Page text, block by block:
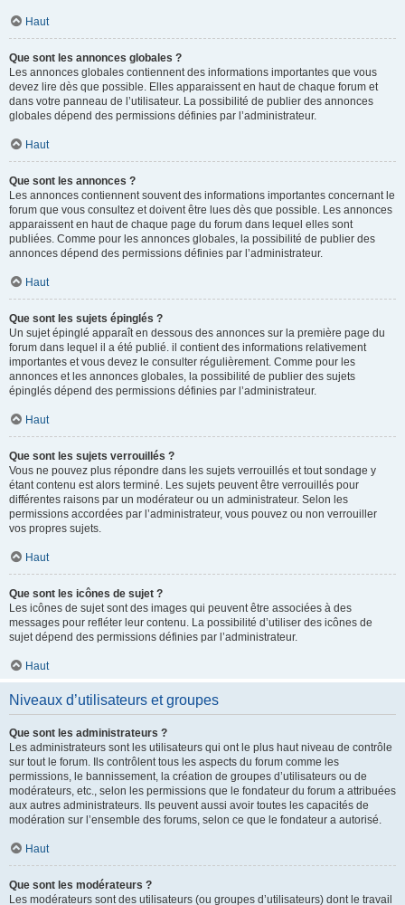
Haut
Que sont les annonces globales ?
Les annonces globales contiennent des informations importantes que vous
devez lire dès que possible. Elles apparaissent en haut de chaque forum et
dans votre panneau de l’utilisateur. La possibilité de publier des annonces
globales dépend des permissions définies par l’administrateur.
Haut
Que sont les annonces ?
Les annonces contiennent souvent des informations importantes concernant le
forum que vous consultez et doivent être lues dès que possible. Les annonces
apparaissent en haut de chaque page du forum dans lequel elles sont
publiées. Comme pour les annonces globales, la possibilité de publier des
annonces dépend des permissions définies par l’administrateur.
Haut
Que sont les sujets épinglés ?
Un sujet épinglé apparaît en dessous des annonces sur la première page du
forum dans lequel il a été publié. il contient des informations relativement
importantes et vous devez le consulter régulièrement. Comme pour les
annonces et les annonces globales, la possibilité de publier des sujets
épinglés dépend des permissions définies par l’administrateur.
Haut
Que sont les sujets verrouillés ?
Vous ne pouvez plus répondre dans les sujets verrouillés et tout sondage y
étant contenu est alors terminé. Les sujets peuvent être verrouillés pour
différentes raisons par un modérateur ou un administrateur. Selon les
permissions accordées par l’administrateur, vous pouvez ou non verrouiller
vos propres sujets.
Haut
Que sont les icônes de sujet ?
Les icônes de sujet sont des images qui peuvent être associées à des
messages pour refléter leur contenu. La possibilité d’utiliser des icônes de
sujet dépend des permissions définies par l’administrateur.
Haut
Niveaux d’utilisateurs et groupes
Que sont les administrateurs ?
Les administrateurs sont les utilisateurs qui ont le plus haut niveau de contrôle
sur tout le forum. Ils contrôlent tous les aspects du forum comme les
permissions, le bannissement, la création de groupes d’utilisateurs ou de
modérateurs, etc., selon les permissions que le fondateur du forum a attribuées
aux autres administrateurs. Ils peuvent aussi avoir toutes les capacités de
modération sur l’ensemble des forums, selon ce que le fondateur a autorisé.
Haut
Que sont les modérateurs ?
Les modérateurs sont des utilisateurs (ou groupes d’utilisateurs) dont le travail